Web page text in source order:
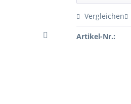
Vergleichen
Artikel-Nr.: